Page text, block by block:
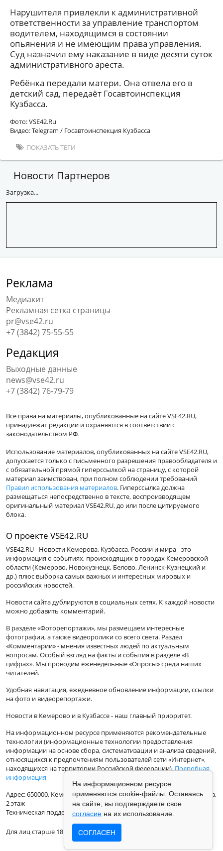
Нарушителя привлекли к административной
ответственности за управление транспортом
водителем, находящимся в состоянии
опьянения и не имеющим права управления.
Суд назначил ему наказание в виде десяти суток
административного ареста.
Ребёнка передали матери. Она отвела его в
детский сад, передаёт Госавтоинспекция
Кузбасса.
Фото: VSE42.Ru
Видео: Telegram / Госавтоинспекция Кузбасса
ПОКАЗАТЬ ТЕГИ
Новости Партнеров
Загрузка...
Реклама
Медиакит
Рекламная сетка страницы
pr@vse42.ru
+7 (3842) 75-55-55
Редакция
Выходные данные
news@vse42.ru
+7 (3842) 76-79-79
Все права на материалы, опубликованные на сайте VSE42.RU,
принадлежат редакции и охраняются в соответствии с
законодательством РФ.
Использование материалов, опубликованных на сайте VSE42.RU,
допускается только с письменного разрешения правообладателя и
с обязательной прямой гиперссылкой на страницу, с которой
материал заимствован, при полном соблюдении требований
Правил использования материалов. Гиперссылка должна
размещаться непосредственно в тексте, воспроизводящем
оригинальный материал VSE42.RU, до или после цитируемого
блока.
О проекте VSE42.RU
VSE42.RU - Новости Кемерова, Кузбасса, России и мира - это
информация о событиях, происходящих в городах Кемеровской
области (Кемерово, Новокузнецк, Белово, Ленинск-Кузнецкий и
др.) плюс выборка самых важных и интересных мировых и
российских новостей.
Новости сайта дублируются в социальных сетях. К каждой новости
можно добавить комментарий.
В разделе «Фоторепортажи», мы размещаем интересные
фотографии, а также видеоролики со всего света. Раздел
«Комментарии» - мнения известных людей по актуальным
вопросам. Особый взгляд на факты и события в разделе «В
цифрах». Мы проводим еженедельные «Опросы» среди наших
читателей.
Удобная навигация, ежедневное обновление информации, ссылки
на фото и видеорепортажи.
Новости в Кемерово и в Кузбассе - наш главный приоритет.
На информационном ресурсе применяются рекомендательные
технологии (информационные технологии предоставления
информации на основе сбора, систематизации и анализа сведений,
относящихся к предпочтениям пользователей сети «Интернет»,
находящихся на территории Российской Федерации). Подробная
информация
Адрес: 650000, Кемеровская Область, г.Кемерово, ул.Кузбасская 33а,
2 этаж
Техническая поддержка: support@vse42.ru
Для лиц старше 18 лет.
На информационном ресурсе
применяются cookie-файлы. Оставаясь
на сайте, вы подтверждаете свое
согласие на их использование.
СОГЛАСЕН